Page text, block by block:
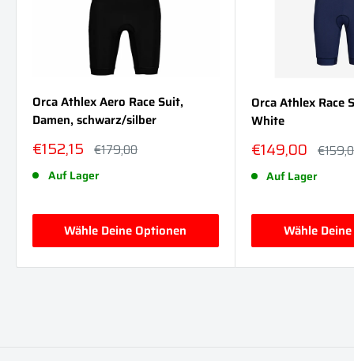
Orca Athlex Aero Race Suit,
Damen, schwarz/silber
Sonderpreis
€152,15 Normalpreis
€179,00
Auf Lager
Wähle Deine Optionen
Orca Athlex Race
White
Sonderpreis
€149,00
Auf Lager
Wähle